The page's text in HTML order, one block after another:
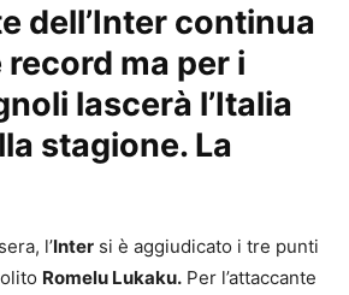
dell’Inter continua
ma per i
lascerà l’Italia
stagione. La
l’Inter si è aggiudicato i tre punti
Romelu Lukaku. Per l’attaccante